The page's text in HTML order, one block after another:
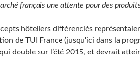
français une attente pour des
hôteliers différenciés
de TUI France (jusqu'ici dans la
double sur l’été 2015, et devrait